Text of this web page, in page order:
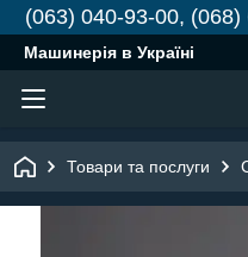
(063) 040-93-00,
Машинерія в Україні
Товари та послуги